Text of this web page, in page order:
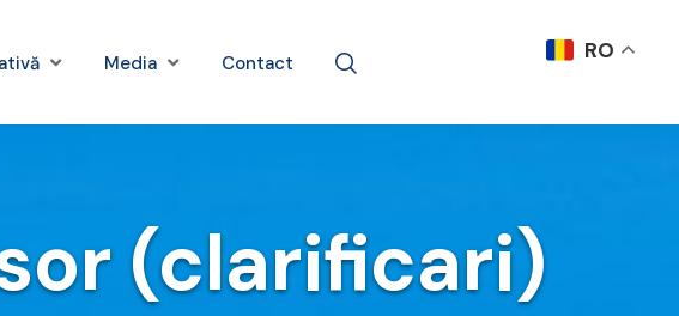
Media Contact
(clarificari)
RO